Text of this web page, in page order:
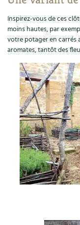
Inspirez-vous de ces
moins hautes, par
votre potager en carrés
aromates, tantôt des